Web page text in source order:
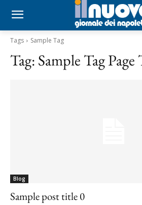
Tags Sample Tag
Tag: Sample Tag
Blog
Sample post title 0